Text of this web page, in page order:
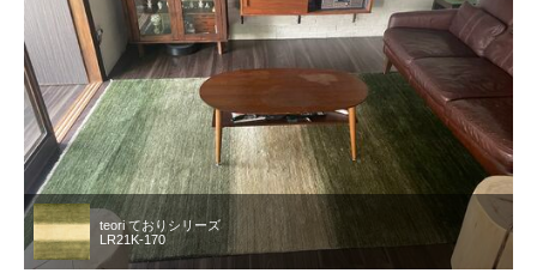
teori ておりシリーズ
LR21K-170